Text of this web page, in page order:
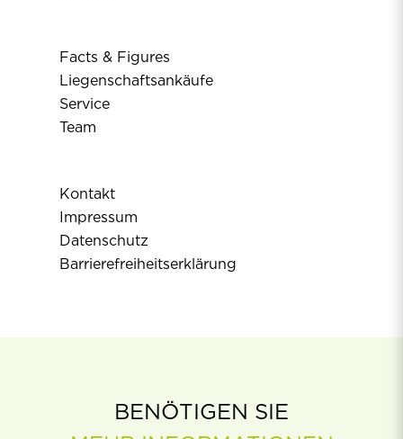
Facts & Figures
Liegenschaftsankäufe
Service
Team
Kontakt
Impressum
Datenschutz
Barrierefreiheitserklärung
BENÖTIGEN SIE